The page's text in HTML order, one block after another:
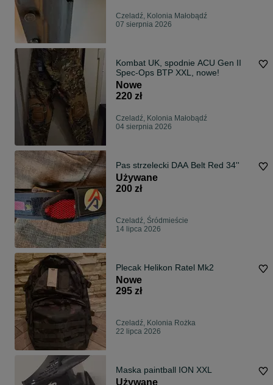
Czeladź, Kolonia Małobądź
07 sierpnia 2026
Kombat UK, spodnie ACU Gen II
Spec-Ops BTP XXL, nowe!
Nowe
220 zł
Czeladź, Kolonia Małobądź
04 sierpnia 2026
Pas strzelecki DAA Belt Red 34''
Używane
200 zł
Czeladź, Śródmieście
14 lipca 2026
Plecak Helikon Ratel Mk2
Nowe
295 zł
Czeladź, Kolonia Rożka
22 lipca 2026
Maska paintball ION XXL
Używane